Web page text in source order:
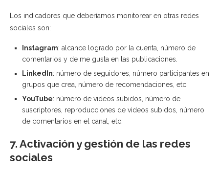
Los indicadores que deberíamos monitorear en otras redes
sociales son:
Instagram: alcance logrado por la cuenta, número de
comentarios y de me gusta en las publicaciones.
LinkedIn: número de seguidores, número participantes en
grupos que crea, número de recomendaciones, etc.
YouTube: número de videos subidos, número de
suscriptores, reproducciones de videos subidos, número
de comentarios en el canal, etc.
7. Activación y gestión de las redes
sociales